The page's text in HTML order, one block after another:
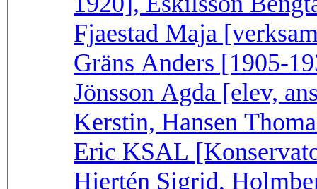
Fjaestad Maja
Gräns Anders [1905-
Jönsson Agda [elev,
Kerstin, Hansen
Eric KSAL
Hjertén Sigrid,